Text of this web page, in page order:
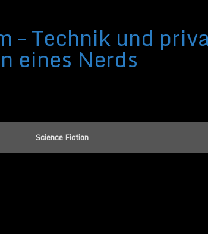
– Technik und
eines Nerds
Science Fiction